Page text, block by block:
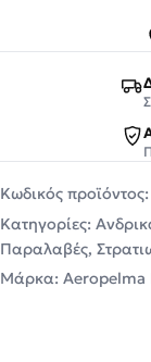
Κωδικός προϊόντος:
Κατηγορίες:
Παραλαβές,
Μάρκα: Aeropelma